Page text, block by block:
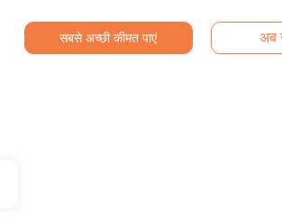
सबसे अच्छी कीमत पाएं अब